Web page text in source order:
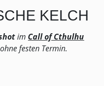
KELCH
im Call of Cthulhu
ohne festen Termin.